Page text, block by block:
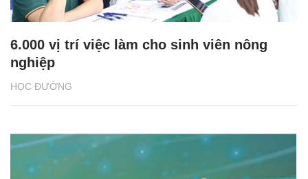
HỌC ĐƯỜNG
6.000 vị trí việc làm cho sinh viên nông
nghiệp